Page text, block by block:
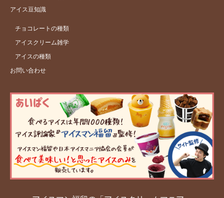
アイス豆知識
チョコレートの種類
アイスクリーム雑学
アイスの種類
お問い合わせ